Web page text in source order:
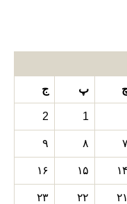
پ ج
1
2
۷ ۸ ۹
۱۴ ۱۵ ۱۶
۲۱ ۲۲ ۲۳